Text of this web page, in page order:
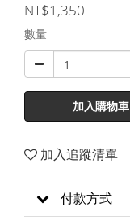
NT$1,350
數量
加入購物車
加入追蹤清單
付款方式